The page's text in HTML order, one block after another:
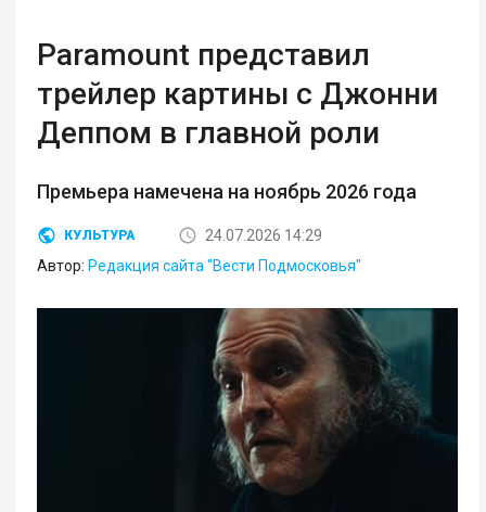
Paramount представил
трейлер картины с Джонни
Деппом в главной роли
Премьера намечена на ноябрь 2026 года
КУЛЬТУРА
24.07.2026 14:29
Автор: Редакция сайта "Вести Подмосковья"